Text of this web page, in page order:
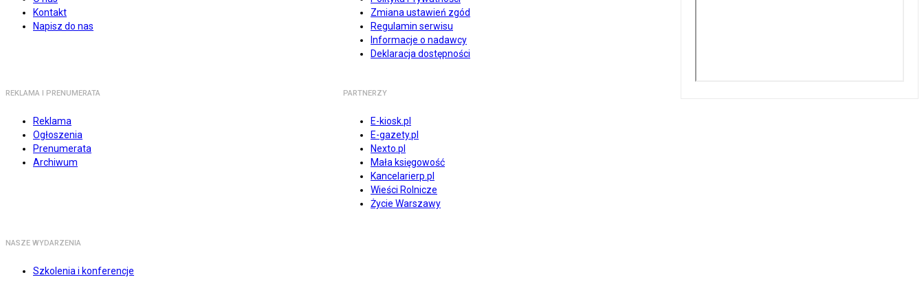
Kontakt
Napisz do nas
Zmiana ustawień zgód
Regulamin serwisu
Informacje o nadawcy
Deklaracja dostępności
REKLAMA I PRENUMERATA
Reklama
Ogłoszenia
Prenumerata
Archiwum
PARTNERZY
E-kiosk.pl
E-gazety.pl
Nexto.pl
Mała księgowość
Kancelarierp.pl
Wieści Rolnicze
Życie Warszawy
NASZE WYDARZENIA
Szkolenia i konferencje